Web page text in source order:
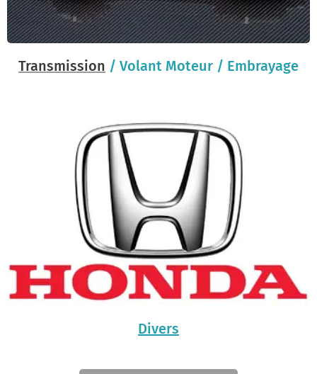
Transmission / Volant Moteur / Embrayage
Divers